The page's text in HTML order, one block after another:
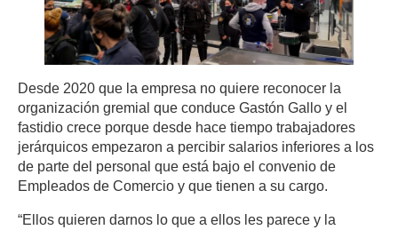
Desde 2020 que la empresa no quiere reconocer la
organización gremial que conduce Gastón Gallo y el
fastidio crece porque desde hace tiempo trabajadores
jerárquicos empezaron a percibir salarios inferiores a los
de parte del personal que está bajo el convenio de
Empleados de Comercio y que tienen a su cargo.
“Ellos quieren darnos lo que a ellos les parece y la